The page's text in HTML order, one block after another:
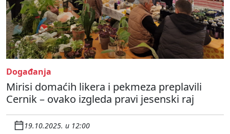
Događanja
Mirisi domaćih likera i pekmeza preplavili
Cernik – ovako izgleda pravi jesenski raj
19.10.2025. u 12:00